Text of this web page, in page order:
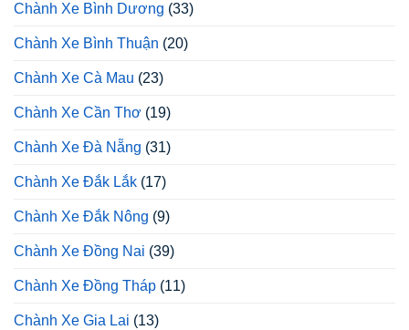
Chành Xe Bình Dương (33)
Chành Xe Bình Thuận (20)
Chành Xe Cà Mau (23)
Chành Xe Cần Thơ (19)
Chành Xe Đà Nẵng (31)
Chành Xe Đắk Lắk (17)
Chành Xe Đắk Nông (9)
Chành Xe Đồng Nai (39)
Chành Xe Đồng Tháp (11)
Chành Xe Gia Lai (13)